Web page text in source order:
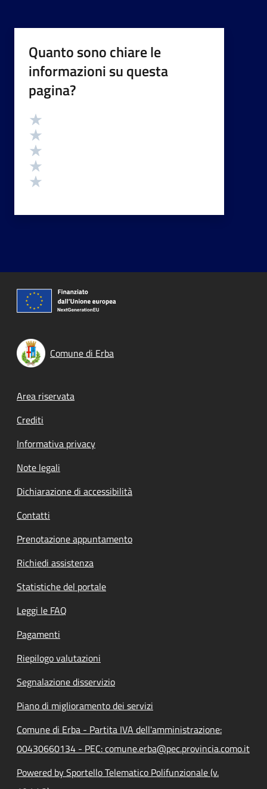
Quanto sono chiare le
informazioni su questa
pagina?
Valutazione
Comune di Erba
Footer menu
Area riservata
Crediti
Informativa privacy
Note legali
Dichiarazione di accessibilità
Contatti
Prenotazione appuntamento
Richiedi assistenza
Statistiche del portale
Leggi le FAQ
Pagamenti
Riepilogo valutazioni
Segnalazione disservizio
Piano di miglioramento dei servizi
Comune di Erba - Partita IVA dell'amministrazione:
00430660134 - PEC: comune.erba@pec.provincia.como.it
Powered by Sportello Telematico Polifunzionale (v.